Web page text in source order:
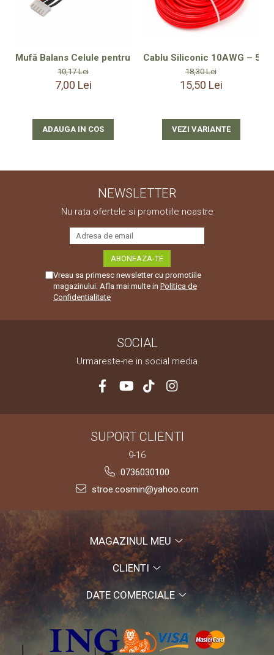
Mufă Balans Celule pentru Încărcare Acumulator LiPo 4S
10,17 Lei
7,00 Lei
ADAUGA IN COS
Cablu Siliconic 10AWG –
18,30 Lei
15,50 Lei
VEZI VARIANTE
NEWSLETTER
Nu rata ofertele si promotiile noastre
Vreau sa primesc newsletter cu promotiile
magazinului. Afla mai multe in Politica de
Confidentialitate
SOCIAL
Urmareste-ne in social media
SUPORT CLIENTI
9-16
0736030100
stroe.cosmin@yahoo.com
MAGAZINUL MEU
CLIENTI
DATE COMERCIALE